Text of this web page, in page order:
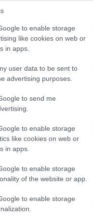
to enable storage
like cookies on web or
in apps.
user data to be sent to
advertising purposes.
to send me
to enable storage
like cookies on web or
in apps.
to enable storage
of the website or app.
to enable storage
μέθοδος που
από τους Τούρκους
. Πρόκειται για τους
του
του χειμώνα
πάρουν μαζί
ούτε
Οι εκτοπισμένοι
κατοικημένες
δώσουν βοήθεια σε
ή αρρώστους οι
για να πεθάνουν από
στρατιώτες.
Α΄ Παγκόσμιου